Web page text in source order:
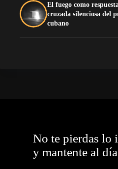
El fuego como
cruzada silenciosa del
cubano
No te pierdas lo
y mantente al